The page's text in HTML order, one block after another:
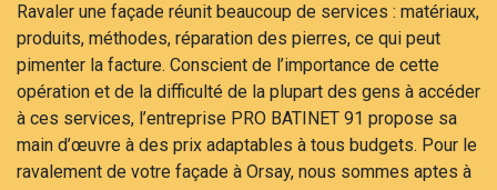
Ravaler une façade réunit beaucoup de services : matériaux,
produits, méthodes, réparation des pierres, ce qui peut
pimenter la facture. Conscient de l’importance de cette
opération et de la difficulté de la plupart des gens à accéder
à ces services, l’entreprise PRO BATINET 91 propose sa
main d’œuvre à des prix adaptables à tous budgets. Pour le
ravalement de votre façade à Orsay, nous sommes aptes à